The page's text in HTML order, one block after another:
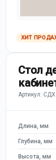
ХИТ
Стол
Артикул:
Длина, мм
Глубина, мм
Высота, мм